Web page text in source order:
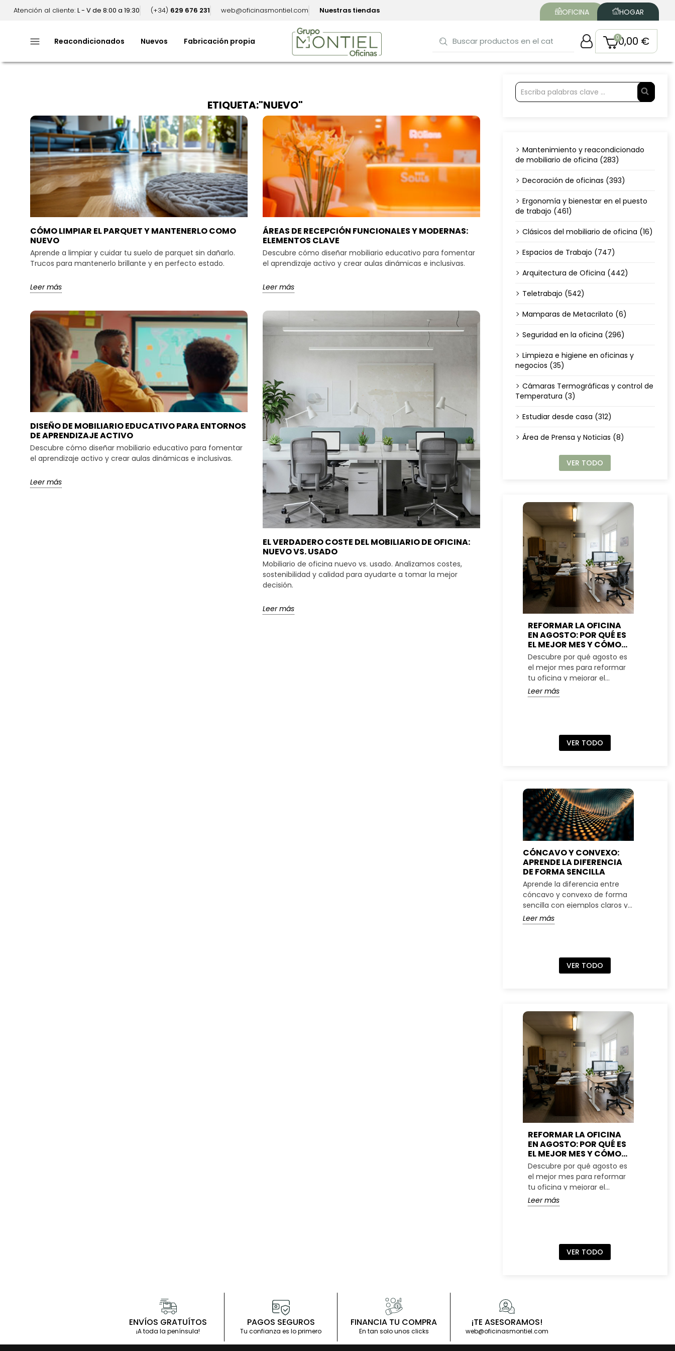
Atención al cliente: L - V de 8:00 a 19:30 (+34) 629 676 231 web@oficinasmontiel.com Nuestras tiendas OFICINA HOGAR
menu Reacondicionados Nuevos Fabricación propia 0,00 €
ETIQUETA:"NUEVO"
CÓMO LIMPIAR EL PARQUET Y MANTENERLO COMO
NUEVO
Aprende a limpiar y cuidar tu suelo de parquet sin dañarlo.
Trucos para mantenerlo brillante y en perfecto estado.
Leer más
ÁREAS DE RECEPCIÓN FUNCIONALES Y MODERNAS:
ELEMENTOS CLAVE
Descubre cómo diseñar mobiliario educativo para fomentar
el aprendizaje activo y crear aulas dinámicas e inclusivas.
Leer más
DISEÑO DE MOBILIARIO EDUCATIVO PARA ENTORNOS
DE APRENDIZAJE ACTIVO
Descubre cómo diseñar mobiliario educativo para fomentar
el aprendizaje activo y crear aulas dinámicas e inclusivas.
Leer más
EL VERDADERO COSTE DEL MOBILIARIO DE OFICINA:
NUEVO VS. USADO
Mobiliario de oficina nuevo vs. usado. Analizamos costes,
sostenibilidad y calidad para ayudarte a tomar la mejor
decisión.
Leer más
Mantenimiento y reacondicionado
de mobiliario de oficina (283)
Decoración de oficinas (393)
Ergonomía y bienestar en el puesto
de trabajo (461)
Clásicos del mobiliario de oficina (16)
Espacios de Trabajo (747)
Arquitectura de Oficina (442)
Teletrabajo (542)
Mamparas de Metacrilato (6)
Seguridad en la oficina (296)
Limpieza e higiene en oficinas y
negocios (35)
Cámaras Termográficas y control de
Temperatura (3)
Estudiar desde casa (312)
Área de Prensa y Noticias (8)
VER TODO
REFORMAR LA OFICINA
EN AGOSTO: POR QUÉ ES
EL MEJOR MES Y CÓMO
PLANIFICARLO
Descubre por qué agosto es
el mejor mes para reformar
tu oficina y mejorar el
espacio de trabajo
Leer más
VER TODO
CÓNCAVO Y CONVEXO:
APRENDE LA DIFERENCIA
DE FORMA SENCILLA
Aprende la diferencia entre
cóncavo y convexo de forma
sencilla con ejemplos claros y
fáciles de entender.
Leer más
VER TODO
REFORMAR LA OFICINA
EN AGOSTO: POR QUÉ ES
EL MEJOR MES Y CÓMO
PLANIFICARLO
Descubre por qué agosto es
el mejor mes para reformar
tu oficina y mejorar el
espacio de trabajo
Leer más
VER TODO
ENVÍOS GRATUÍTOS
¡A toda la península!
PAGOS SEGUROS
Tu confianza es lo primero
FINANCIA TU COMPRA
En tan solo unos clicks
¡TE ASESORAMOS!
web@oficinasmontiel.com